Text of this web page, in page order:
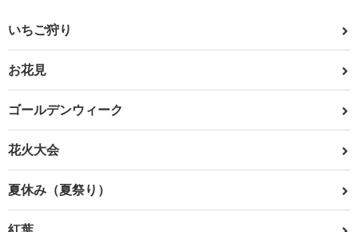
いちご狩り
お花見
ゴールデンウィーク
花火大会
夏休み（夏祭り）